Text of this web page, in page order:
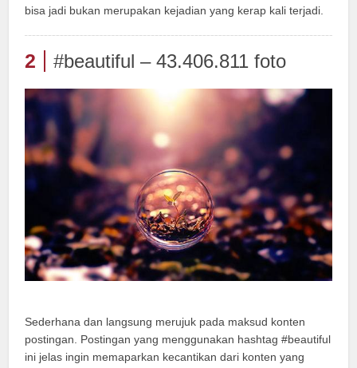
bisa jadi bukan merupakan kejadian yang kerap kali terjadi.
2 #beautiful – 43.406.811 foto
Sederhana dan langsung merujuk pada maksud konten
postingan. Postingan yang menggunakan hashtag #beautiful
ini jelas ingin memaparkan kecantikan dari konten yang